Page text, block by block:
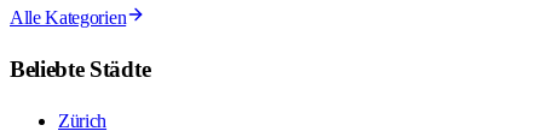
Alle Kategorien
Beliebte Städte
Zürich